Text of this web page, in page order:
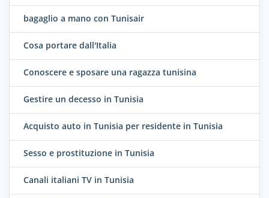
bagaglio a mano con Tunisair
Cosa portare dall'Italia
Conoscere e sposare una ragazza tunisina
Gestire un decesso in Tunisia
Acquisto auto in Tunisia per residente in Tunisia
Sesso e prostituzione in Tunisia
Canali italiani TV in Tunisia